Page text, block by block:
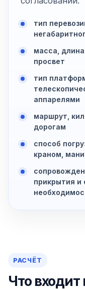
тип
масса,
просвет
тип
аппарелями
маршрут,
дорогам
способ
краном,
прикрытия и
РАСЧЁТ
Что входит